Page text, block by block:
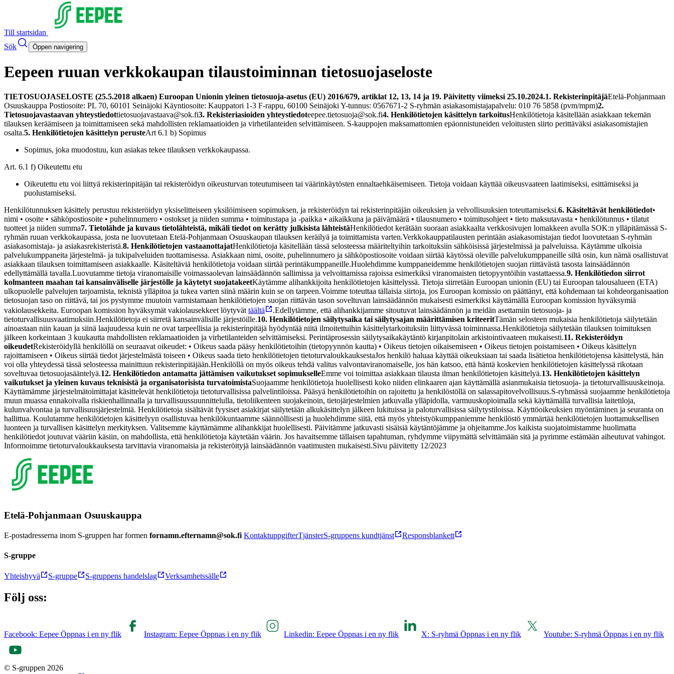
Till startsidan
Sök
Öppen navigering
Eepeen ruuan verkkokaupan tilaustoiminnan tietosuojaseloste
TIETOSUOJASELOSTE (25.5.2018 alkaen) Euroopan Unionin yleinen tietosuoja-asetus (EU) 2016/679, artiklat 12, 13, 14 ja 19. Päivitetty viimeksi 25.10.2024.1. RekisterinpitäjäEtelä-Pohjanmaan
Osuuskauppa Postiosoite: PL 70, 60101 Seinäjoki Käyntiosoite: Kauppatori 1-3 F-rappu, 60100 Seinäjoki Y-tunnus: 0567671-2 S-ryhmän asiakasomistajapalvelu: 010 76 5858 (pvm/mpm)2.
Tietosuojavastaavan yhteystiedottietosuojavastaava@sok.fi3. Rekisteriasioiden yhteystiedoteepee.tietosuoja@sok.fi4. Henkilötietojen käsittelyn tarkoitusHenkilötietoja käsitellään asiakkaan tekemän
tilauksen keräämiseen ja toimittamiseen sekä mahdollisten reklamaatioiden ja virhetilanteiden selvittämiseen. S-kauppojen maksamattomien epäonnistuneiden veloitusten siirto perittäväksi asiakasomistajien
osalta.5. Henkilötietojen käsittelyn perusteArt 6.1 b) Sopimus
Sopimus, joka muodostuu, kun asiakas tekee tilauksen verkkokaupassa.
Art. 6.1 f) Oikeutettu etu
Oikeutettu etu voi liittyä rekisterinpitäjän tai rekisteröidyn oikeusturvan toteutumiseen tai väärinkäytösten ennaltaehkäisemiseen. Tietoja voidaan käyttää oikeusvaateen laatimiseksi, esittämiseksi ja
puolustamiseksi.
Henkilötunnuksen käsittely perustuu rekisteröidyn yksiselitteiseen yksilöimiseen sopimuksen, ja rekisteröidyn tai rekisterinpitäjän oikeuksien ja velvollisuuksien toteuttamiseksi.6. Käsiteltävät henkilötiedot•
nimi • osoite • sähköpostiosoite • puhelinnumero • ostokset ja niiden summa • toimitustapa ja -paikka • aikaikkuna ja päivämäärä • tilausnumero • toimitusohjeet • tieto maksutavasta • henkilötunnus • tilatut
tuotteet ja niiden summa7. Tietolähde ja kuvaus tietolähteistä, mikäli tiedot on kerätty julkisista lähteistäHenkilötiedot kerätään suoraan asiakkaalta verkkosivujen lomakkeen avulla SOK:n ylläpitämässä S-
ryhmän ruuan verkkokaupassa, josta ne luovutetaan Etelä-Pohjanmaan Osuuskaupan tilauksen keräilyä ja toimittamista varten.Verkkokauppatilausten perintään asiakasomistajan tiedot luovutetaan S-ryhmän
asiakasomistaja- ja asiakasrekisteristä.8. Henkilötietojen vastaanottajatHenkilötietoja käsitellään tässä selosteessa määriteltyihin tarkoituksiin sähköisissä järjestelmissä ja palveluissa. Käytämme ulkoisia
palvelukumppaneita järjestelmä- ja tukipalveluiden tuottamisessa. Asiakkaan nimi, osoite, puhelinnumero ja sähköpostiosoite voidaan siirtää käytössä oleville palvelukumppaneille siltä osin, kun nämä osallistuvat
asiakkaan tilauksen toimittamiseen asiakkaalle. Käsiteltäviä henkilötietoja voidaan siirtää perintäkumppaneille.Huolehdimme kumppaneidemme henkilötietojen suojan riittävästä tasosta lainsäädännön
edellyttämällä tavalla.Luovutamme tietoja viranomaisille voimassaolevan lainsäädännön sallimissa ja velvoittamissa rajoissa esimerkiksi viranomaisten tietopyyntöihin vastattaessa.9. Henkilötiedon siirrot
kolmanteen maahan tai kansainväliselle järjestölle ja käytetyt suojatakeetKäytämme alihankkijoita henkilötietojen käsittelyssä. Tietoja siirretään Euroopan unionin (EU) tai Euroopan talousalueen (ETA)
ulkopuolelle palvelujen tarjoamista, teknistä ylläpitoa ja tukea varten siinä määrin kuin se on tarpeen.Voimme toteuttaa tällaisia siirtoja, jos Euroopan komissio on päättänyt, että kohdemaan tai kohdeorganisaation
tietosuojan taso on riittävä, tai jos pystymme muutoin varmistamaan henkilötietojen suojan riittävän tason soveltuvan lainsäädännön mukaisesti esimerkiksi käyttämällä Euroopan komission hyväksymiä
vakiolausekkeita. Euroopan komission hyväksymät vakiolausekkeet löytyvät täältä .Edellytämme, että alihankkijamme sitoutuvat lainsäädännön ja meidän asettamiin tietosuoja- ja
tietoturvallisuusvaatimuksiin.Henkilötietoja ei siirretä kansainvälisille järjestöille.10. Henkilötietojen säilytysaika tai säilytysajan määrittämisen kriteeritTämän selosteen mukaisia henkilötietoja säilytetään
ainoastaan niin kauan ja siinä laajuudessa kuin ne ovat tarpeellisia ja rekisterinpitäjä hyödyntää niitä ilmoitettuihin käsittelytarkoituksiin liittyvässä toiminnassa.Henkilötietoja säilytetään tilauksen toimituksen
jälkeen korkeintaan 3 kuukautta mahdollisten reklamaatioiden ja virhetilanteiden selvittämiseksi. Perintäprosessin säilytysaikakäytäntö kirjanpitolain arkistointivaateen mukaisesti.11. Rekisteröidyn
oikeudetRekisteröidyllä henkilöllä on seuraavat oikeudet: • Oikeus saada pääsy henkilötietoihin (tietopyynnön kautta) • Oikeus tietojen oikaisemiseen • Oikeus tietojen poistamiseen • Oikeus käsittelyn
rajoittamiseen • Oikeus siirtää tiedot järjestelmästä toiseen • Oikeus saada tieto henkilötietojen tietoturvaloukkauksestaJos henkilö haluaa käyttää oikeuksiaan tai saada lisätietoa henkilötietojensa käsittelystä, hän
voi olla yhteydessä tässä selosteessa mainittuun rekisterinpitäjään.Henkilöllä on myös oikeus tehdä valitus valvontaviranomaiselle, jos hän katsoo, että häntä koskevien henkilötietojen käsittelyssä rikotaan
soveltuvaa tietosuojasääntelyä.12. Henkilötiedon antamatta jättämisen vaikutukset sopimukselleEmme voi toimittaa asiakkaan tilausta ilman henkilötietojen käsittelyä.13. Henkilötietojen käsittelyn
vaikutukset ja yleinen kuvaus teknisistä ja organisatorisista turvatoimistaSuojaamme henkilötietoja huolellisesti koko niiden elinkaaren ajan käyttämällä asianmukaisia tietosuoja- ja tietoturvallisuuskeinoja.
Käyttämämme järjestelmätoimittajat käsittelevät henkilötietoja tietoturvallisissa palvelintiloissa. Pääsyä henkilötietoihin on rajoitettu ja henkilöstöllä on salassapitovelvollisuus.S-ryhmässä suojaamme henkilötietoja
muun muassa ennakoivalla riskienhallinnalla ja turvallisuussuunnittelulla, tietoliikenteen suojakeinoin, tietojärjestelmien jatkuvalla ylläpidolla, varmuuskopioimalla sekä käyttämällä turvallisia laitetiloja,
kulunvalvontaa ja turvallisuusjärjestelmiä. Henkilötietoja sisältävät fyysiset asiakirjat säilytetään alkukäsittelyn jälkeen lukituissa ja paloturvallisissa säilytystiloissa. Käyttöoikeuksien myöntäminen ja seuranta on
hallittua. Koulutamme henkilötietojen käsittelyyn osallistuvaa henkilökuntaamme säännöllisesti ja huolehdimme siitä, että myös yhteistyökumppaniemme henkilöstö ymmärtää henkilötietojen luottamuksellisen
luonteen ja turvallisen käsittelyn merkityksen. Valitsemme käyttämämme alihankkijat huolellisesti. Päivitämme jatkuvasti sisäisiä käytäntöjämme ja ohjeitamme.Jos kaikista suojatoimistamme huolimatta
henkilötiedot joutuvat vääriin käsiin, on mahdollista, että henkilötietoja käytetään väärin. Jos havaitsemme tällaisen tapahtuman, ryhdymme viipymättä selvittämään sitä ja pyrimme estämään aiheutuvat vahingot.
Informoimme tietoturvaloukkauksesta tarvittavia viranomaisia ja rekisteröityjä lainsäädännön vaatimusten mukaisesti.Sivu päivitetty 12/2023
Etelä-Pohjanmaan Osuuskauppa
E-postadresserna inom S-gruppen har formen fornamn.efternamn@sok.fi KontaktuppgifterTjänsterS-gruppens kundtjänst Responsblankett
S-gruppe
Yhteishyvä S-gruppe S-gruppens handelslag Verksamhetssälle
Följ oss:
Facebook: Eepee Öppnas i en ny flik Instagram: Eepee Öppnas i en ny flik Linkedin: Eepee Öppnas i en ny flik X: S-ryhmä Öppnas i en ny flik Youtube: S-ryhmä Öppnas i en ny flik
© S-gruppen 2026